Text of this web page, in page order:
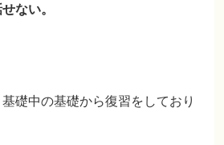
ない。
礎中の基礎から復習をしており